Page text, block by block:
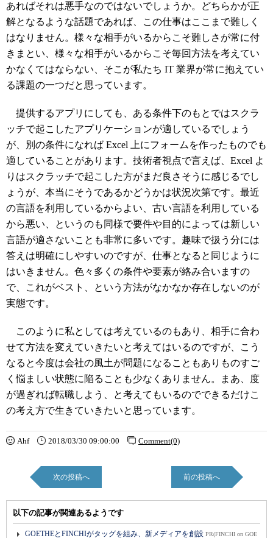
あればそれは悪手なのではないでしょうか。どちらかが正
解となるような話題であれば、この仕事はここまで難しく
はなりません。様々な相手がいるからこそ難しさが常に付
きまとい、様々な相手がいるからこそ毎回方法を考えてい
かなくてはならない、そこが私たち IT 業界が常に抱えてい
る課題の一つだと思っています。
提供するアプリにしても、ある条件下のもとではスクラ
ッチで起こしたアプリケーションが適しているでしょう
が、別の条件になれば Excel 上にフォームを作ったものでも
適していることがあります。技術者視点で言えば、Excel よ
りはスクラッチで起こした方がまだ良さそうに感じるでし
ょうが、本当にそうであるかどうかは状況次第です。最近
の言語を利用しているからよい、古い言語を利用している
から悪い、というのも同様で要件や目的によっては新しい
言語が適さないことも非常に多いです。趣味で扱う分には
答えは明確にしやすいのですが、仕事となると同じように
はいきません。色々多くの条件や要素が絡み合いますの
で、これがベスト、という方法がなかなか存在しないのが
実態です。
このように私としては考えているのもあり、相手に合わ
せて方法を変えていきたいと考えてはいるのですが、こう
なると今度は会社の風土が問題になることもありものすご
く悩ましい状態に陥ることも少なくありません。まあ、度
が過ぎれば転職しよう、と考えてもいるのでできるだけこ
の考え方で生きていきたいと思っています。
Ahf 2018/03/30 09:00:00 Comment(0)
次の投稿へ 前の投稿へ
以下の記事が関連あるようです
GOETHEとFINCHIがタッグを組み、新メディアを創設 PR(FINCHI on GOE